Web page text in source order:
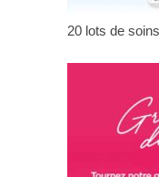
20 lots de